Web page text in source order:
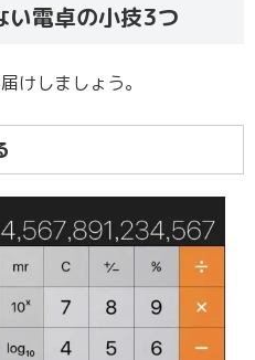
い電卓の小技3つ
けしましょう。